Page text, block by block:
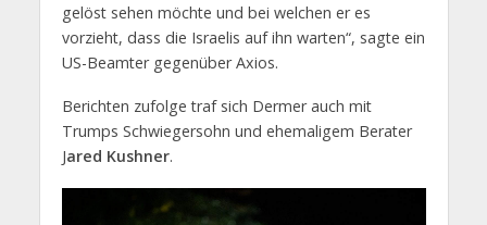
gelöst sehen möchte und bei welchen er es
vorzieht, dass die Israelis auf ihn warten“, sagte ein
US-Beamter gegenüber Axios.
Berichten zufolge traf sich Dermer auch mit
Trumps Schwiegersohn und ehemaligem Berater
Jared Kushner.